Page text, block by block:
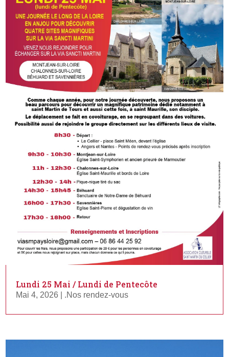
Lundi 25 Mai / Lundi de Pentecôte
Mai 4, 2026 .Nos rendez-vous